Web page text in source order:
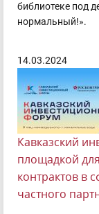
библиотеке под
нормальный!».
14.03.2024
Кавказский
площадкой
контрактов в
частного